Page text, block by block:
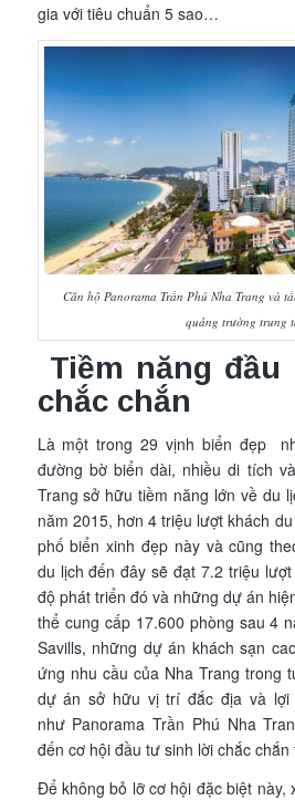
gia với tiêu chuẩn 5 sao…
Căn hộ Panorama Trần Phú Nha Trang và
quảng trường trung
Tiềm năng
chắc chắn
Là một trong 29 vịnh biển đẹp
đường bờ biển dài, nhiều di tích
Trang sở hữu tiềm năng lớn về du
năm 2015, hơn 4 triệu lượt khách
phố biển xinh đẹp này và cũng
du lịch đến đây sẽ đạt 7.2 triệu
độ phát triển đó và những dự án
thể cung cấp 17.600 phòng sau 4
Savills, những dự án khách sạn
ứng nhu cầu của Nha Trang trong
dự án sở hữu vị trí đắc địa và lợi
như Panorama Trần Phú Nha
đến cơ hội đầu tư sinh lời chắc
Để không bỏ lỡ cơ hội đặc biệt này,